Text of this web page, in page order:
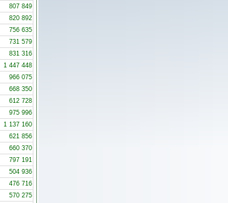
807 849
820 892
756 635
731 579
831 316
1 447 448
966 075
668 350
612 728
975 996
1 137 160
621 856
660 370
797 191
504 936
476 716
570 275